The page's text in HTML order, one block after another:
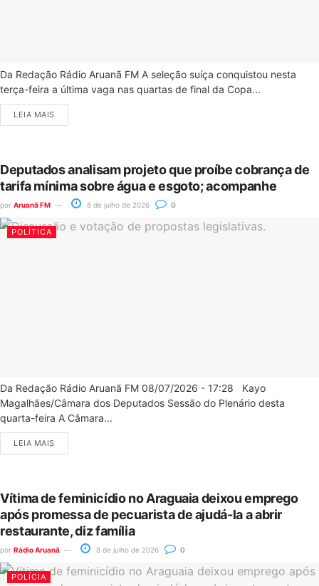
Da Redação Rádio Aruanã FM A seleção suíça conquistou nesta
terça-feira a última vaga nas quartas de final da Copa...
LEIA MAIS
Deputados analisam projeto que proíbe cobrança de
tarifa mínima sobre água e esgoto; acompanhe
por Aruanã FM 8 de julho de 2026 0
POLÍTICA
Da Redação Rádio Aruanã FM 08/07/2026 - 17:28 Kayo
Magalhães/Câmara dos Deputados Sessão do Plenário desta
quarta-feira A Câmara...
LEIA MAIS
Vítima de feminicídio no Araguaia deixou emprego
após promessa de pecuarista de ajudá-la a abrir
restaurante, diz família
por Rádio Aruanã 8 de julho de 2026 0
POLÍCIA